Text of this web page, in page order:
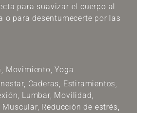
para suavizar el cuerpo al
o para desentumecerte por las
, Movimiento,Yoga
, Caderas, Estiramientos,
, Lumbar, Movilidad,
Muscular, Reducción de estrés,